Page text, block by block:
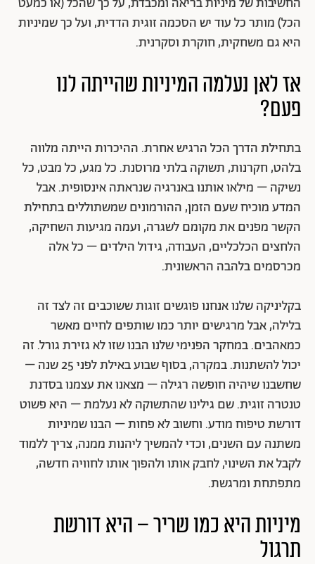
הכל) מותר כל עוד יש הסכמה זוגית הדדית, ועל כך שמיניות
היא גם משחקית, חוקרת וסקרנית.
אז לאן נעלמה המיניות שהייתה לנו
פעם?
בתחילת הדרך הכל הרגיש אחרת. ההיכרות הייתה מלווה
בלהט, חקרנות, תשוקה בלתי מרוסנת. כל מגע, כל מבט, כל
נשיקה – מילאו אותנו באנרגיה שנראתה אינסופית. אבל
המדע מוכיח שעם הזמן, ההורמונים שמשתוללים בתחילת
הקשר מפנים את מקומם לשגרה, ועמה מגיעות השחיקה,
הלחצים הכלכליים, העבודה, גידול הילדים – כל אלה
מכרסמים בלהבה הראשונית.
בקליניקה שלנו אנחנו פוגשים זוגות ששוכבים זה לצד זה
בלילה, אבל מרגישים יותר כמו שותפים לחיים מאשר
כמאהבים. במחקר הפנימי שלנו הבנו שזו לא גזירת גורל. זה
יכול להשתנות. במקרה, בסוף שבוע באילת לפני 25 שנה –
שחשבנו שיהיה חופשה רגילה – מצאנו את עצמנו בסדנת
טנטרה זוגית. שם גילינו שהתשוקה לא נעלמת – היא פשוט
דורשת טיפוח מודע. וחשוב לא פחות – הבנו שמיניות
משתנה עם השנים, וכדי להמשיך ליהנות ממנה, צריך ללמוד
לקבל את השינוי, לחבק אותו ולהפוך אותו לחוויה חדשה,
מתפתחת ומרגשת.
מיניות היא כמו שריר – היא דורשת
תרגול